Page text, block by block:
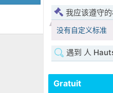
我应该遵守
没有自定义标准
遇到 人
Gratuit